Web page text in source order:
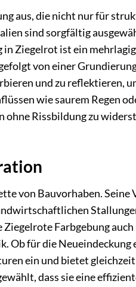
aus, die nicht nur für
sind sorgfältig
Ziegelrot ist ein
von einer
und zu reflektieren,
wie saurem Regen
ohne Rissbildung zu
von Bauvorhaben. Seine
Farbgebung
Ob für die Neueindeckung
ein und bietet
dass sie eine